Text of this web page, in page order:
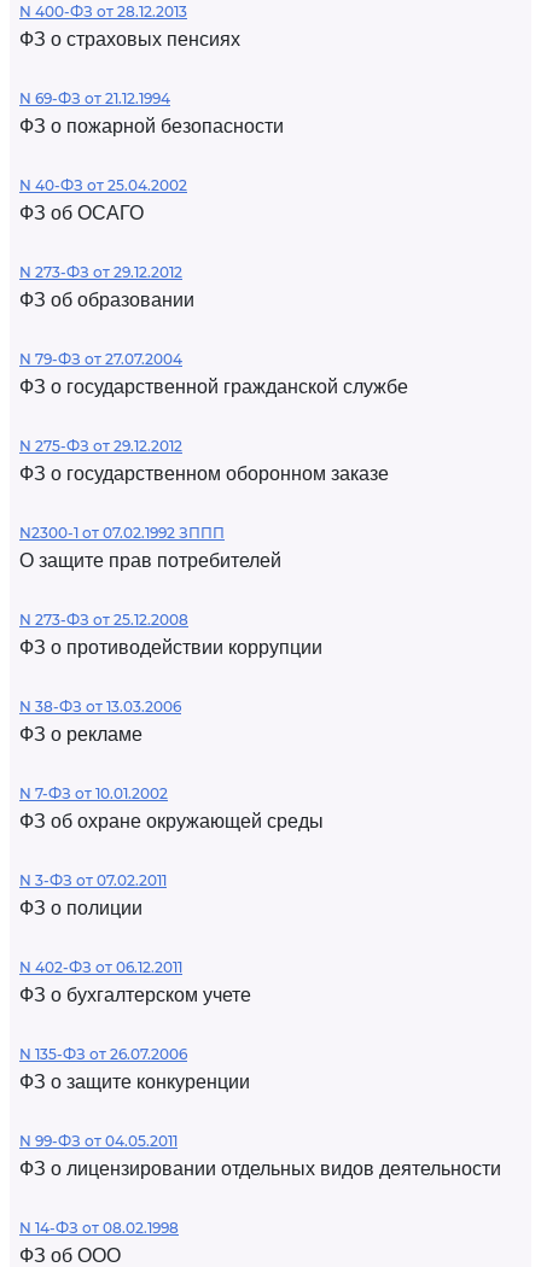
N 400-ФЗ от 28.12.2013
ФЗ о страховых пенсиях
N 69-ФЗ от 21.12.1994
ФЗ о пожарной безопасности
N 40-ФЗ от 25.04.2002
ФЗ об ОСАГО
N 273-ФЗ от 29.12.2012
ФЗ об образовании
N 79-ФЗ от 27.07.2004
ФЗ о государственной гражданской службе
N 275-ФЗ от 29.12.2012
ФЗ о государственном оборонном заказе
N2300-1 от 07.02.1992 ЗППП
О защите прав потребителей
N 273-ФЗ от 25.12.2008
ФЗ о противодействии коррупции
N 38-ФЗ от 13.03.2006
ФЗ о рекламе
N 7-ФЗ от 10.01.2002
ФЗ об охране окружающей среды
N 3-ФЗ от 07.02.2011
ФЗ о полиции
N 402-ФЗ от 06.12.2011
ФЗ о бухгалтерском учете
N 135-ФЗ от 26.07.2006
ФЗ о защите конкуренции
N 99-ФЗ от 04.05.2011
ФЗ о лицензировании отдельных видов деятельности
N 14-ФЗ от 08.02.1998
ФЗ об ООО